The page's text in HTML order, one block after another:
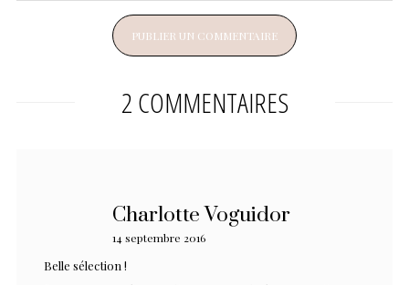
2 COMMENTAIRES
Charlotte Voguidor
14 septembre 2016
Belle sélection !